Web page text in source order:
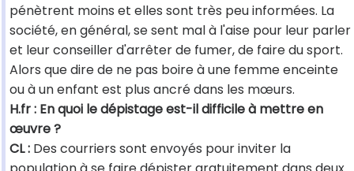
pénètrent moins et elles sont très peu informées. La
société, en général, se sent mal à l'aise pour leur parler
et leur conseiller d'arrêter de fumer, de faire du sport.
Alors que dire de ne pas boire à une femme enceinte
ou à un enfant est plus ancré dans les mœurs.
H.fr : En quoi le dépistage est-il difficile à mettre en
œuvre ?
CL : Des courriers sont envoyés pour inviter la